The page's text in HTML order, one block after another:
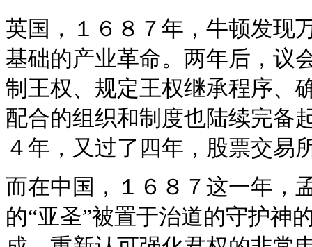
英国，１６８７年，牛顿发现
基础的产业革命。两年后，议
制王权、规定王权继承程序、
配合的组织和制度也陆续完备
４年，又过了四年，股票交易
而在中国，１６８７这一年，
的“亚圣”被置于治道的守护神